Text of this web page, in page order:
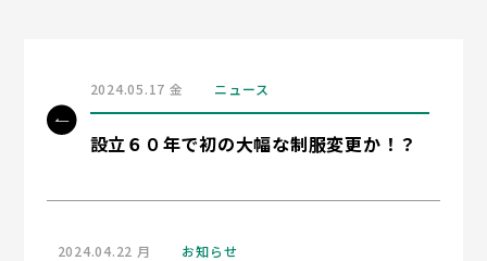
2024.05.17 金 ニュース
設立６０年で初の大幅な制服変更か！？
2024.04.22 月 お知らせ